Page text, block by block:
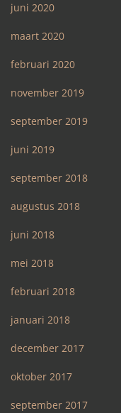
juni 2020
maart 2020
februari 2020
november 2019
september 2019
juni 2019
september 2018
augustus 2018
juni 2018
mei 2018
februari 2018
januari 2018
december 2017
oktober 2017
september 2017